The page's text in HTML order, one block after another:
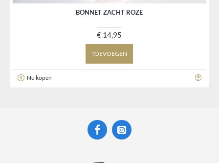
BONNET ZACHT ROZE
€ 14,95
TOEVOEGEN
Nu kopen